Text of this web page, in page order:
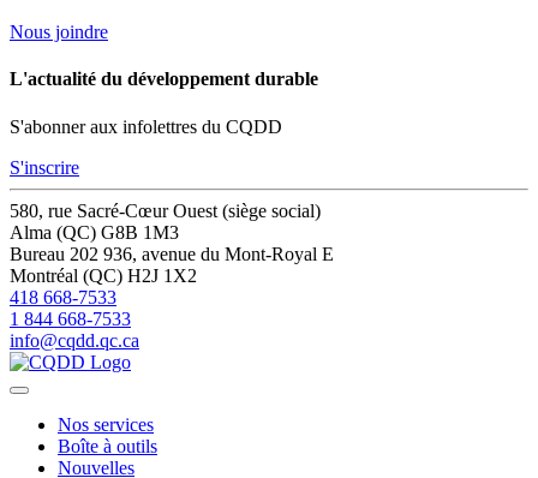
Nous joindre
L'actualité du développement durable
S'abonner aux infolettres du CQDD
S'inscrire
580, rue Sacré-Cœur Ouest (siège social)
Alma (QC) G8B 1M3
Bureau 202 936, avenue du Mont-Royal E
Montréal (QC) H2J 1X2
418 668-7533
1 844 668-7533
info@cqdd.qc.ca
Nos services
Boîte à outils
Nouvelles